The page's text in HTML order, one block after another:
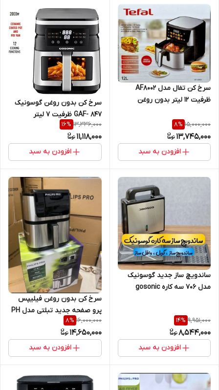
سرخ کن تفال مدل AF8002
ظرفیت ۱۲ لیتر بدون روغن
15,000,000
8%
13,745,000
افزودن به سبد
سرخ کن بدون روغن گوسونیک
GAF- 847 ظرفیت ۷ لیتر
13,336,000
16%
11,118,000
افزودن به سبد
ساندویچ ساز جدید گوسونیک
مدل 706 سه کاره gosonic
9,951,000
14%
8,544,000
افزودن به سبد
سرخ کن بدون روغن فیلیپس
پرو صفحه جدید تبلتی مدل PH
25186 ظرفیت ۱۲ لیتر منو لمسی
16,000,000
8%
14,650,000
افزودن به سبد